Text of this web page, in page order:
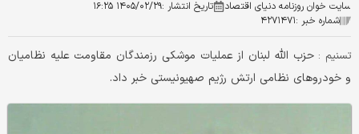
سایت خوان روزنامه دنیای اقتصاد تاریخ انتشار :۱۴۰۵/۰۲/۲۹ ۱۶:۲۵
شماره خبر :۴۲۷۱۴۷۱
تسنیم :حزب الله لبنان از عملیات موشکی رزمندگان مقاومت علیه نظامیان
و خودروهای نظامی ارتش رژیم صهیونیستی خبر داد.